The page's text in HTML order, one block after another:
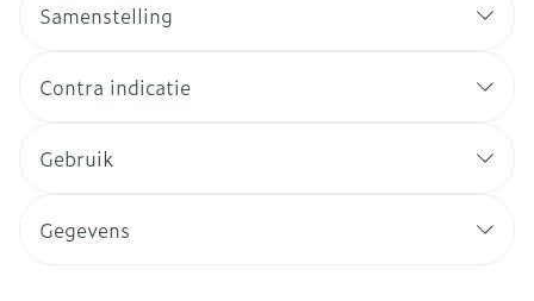
Samenstelling
Contra indicatie
Gebruik
Gegevens